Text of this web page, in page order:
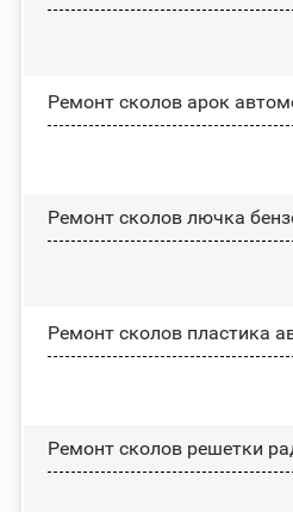
Ремонт сколов арок
Ремонт сколов лючка
Ремонт сколов пластика
Ремонт сколов решетки